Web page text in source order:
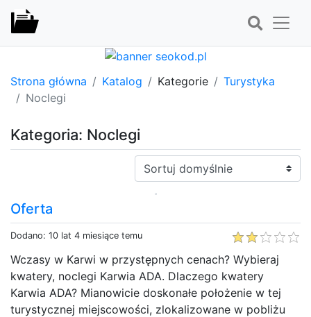
Strona główna Katalog Kategorie
Turystyka
Noclegi
Kategoria: Noclegi
Sortuj:
Oferta
Dodano: 10 lat 4 miesiące temu
Wczasy w Karwi w przystępnych cenach? Wybieraj
kwatery, noclegi Karwia ADA. Dlaczego kwatery
Karwia ADA? Mianowicie doskonałe położenie w tej
turystycznej miejscowości, zlokalizowane w pobliżu